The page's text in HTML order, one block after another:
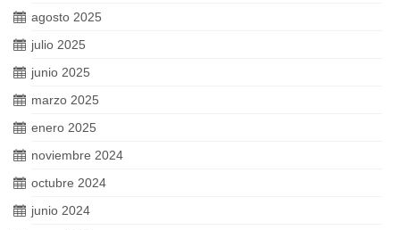
agosto 2025
julio 2025
junio 2025
marzo 2025
enero 2025
noviembre 2024
octubre 2024
junio 2024